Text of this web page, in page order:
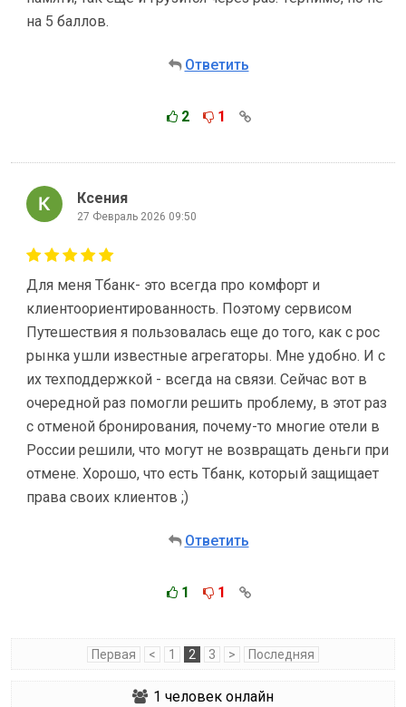
на 5 баллов.
Ответить
2 1
Ксения
27 Февраль 2026 09:50
Для меня Тбанк- это всегда про комфорт и
клиентоориентированность. Поэтому сервисом
Путешествия я пользовалась еще до того, как с рос
рынка ушли известные агрегаторы. Мне удобно. И с
их техподдержкой - всегда на связи. Сейчас вот в
очередной раз помогли решить проблему, в этот раз
с отменой бронирования, почему-то многие отели в
России решили, что могут не возвращать деньги при
отмене. Хорошо, что есть Тбанк, который защищает
права своих клиентов ;)
Ответить
1 1
Первая < 1 2 3 > Последняя
1 человек онлайн